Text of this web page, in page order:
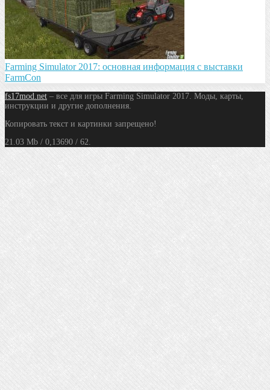
Farming Simulator 2017: основная информация с выставки
FarmCon
fs17mod.net – все для игры Farming Simulator 2017. Моды, карты,
инструкции и другие дополнения.
Копировать текст и картинки запрещено!
21.03 Mb / 0,13690 / 62.